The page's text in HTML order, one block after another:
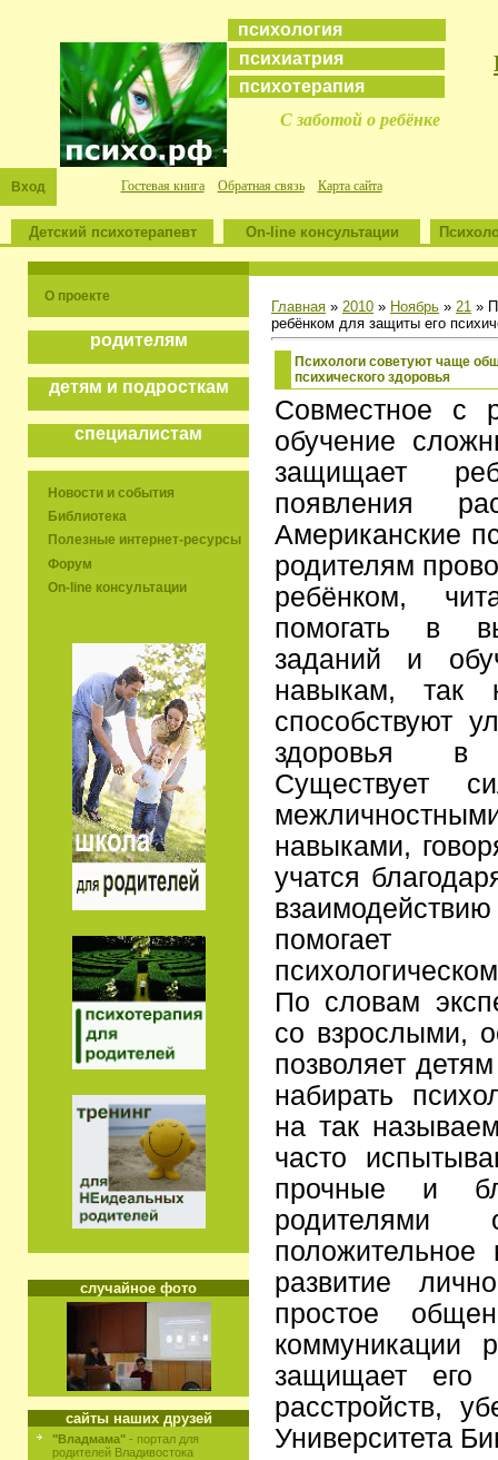
психология
психиатрия
психотерапия
С заботой о ребёнке
Вход Гостевая книга Обратная связь Карта сайта
Детский психотерапевт On-line консультации
О проекте
родителям
детям и подросткам
специалистам
Новости и события
Библиотека
Полезные интернет-ресурсы
Форум
On-line консультации
случайное фото
сайты наших друзей
"Владмама" - портал для
родителей Владивостока
Главная » 2010 » Ноябрь » 21 »
ребёнком для защиты его
Психологи советуют чаще
психического здоровья
Совместное с
обучение
защищает
появления
Американские
родителям
ребёнком,
помогать в
заданий и
навыкам, так
способствуют
здоровья в
Существует
навыками,
учатся
помогает
По словам
со взрослыми,
позволяет
набирать
на так
часто
прочные и
родителями
положительное
развитие
простое
коммуникации
защищает его
расстройств,
Университета